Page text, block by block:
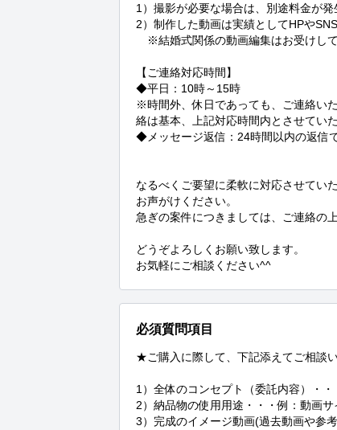
1）撮影が必要な場合は、別途料金が発
2）制作した動画は実績としてHPや
※結婚式関係の動画編集はお受けして
【ご連絡対応時間】
◆平日：10時～15時
※時間外、休日であっても、ご連絡い
絡は基本、上記対応時間内とさせていた
◆メッセージ返信：24時間以内の返信
なるべくご要望に柔軟に対応させてい
お声がけください。
急ぎの案件につきましては、ご連絡の
どうぞよろしくお願い致します。
お気軽にご相談ください^^
必須質問項目
★ご購入に際して、下記添えてご相談
1）全体のコンセプト（委託内容）・
2）納品物の使用用途・・・例：動画
3）完成のイメージ動画(過去動画や参